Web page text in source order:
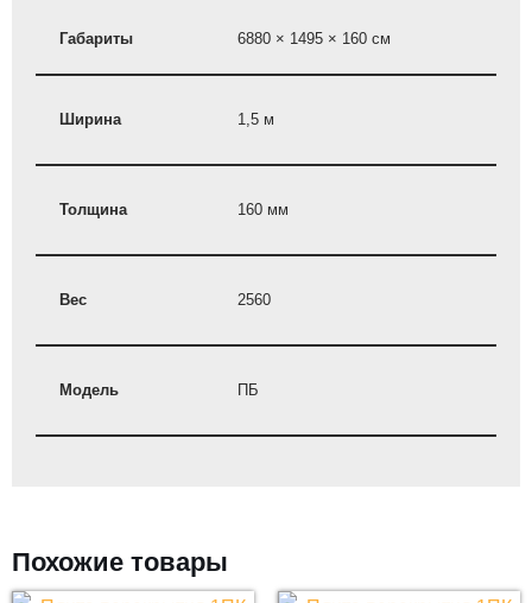
Габариты 6880 × 1495 × 160 см
Ширина 1,5 м
Толщина 160 мм
Вес 2560
Модель ПБ
Похожие товары